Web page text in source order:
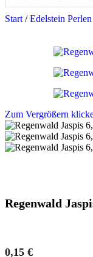
Start / Edelstein Perlen
Zum Vergrößern
Regenwald
0,15 €